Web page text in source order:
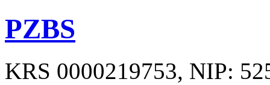
PZBS
KRS 0000219753, NIP: